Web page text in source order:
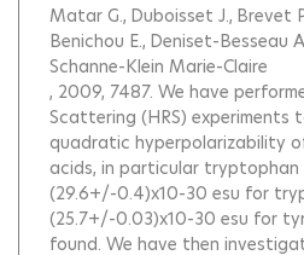
Matar G. Duboisset J. Brevet
Benichou E. Deniset-Besseau
Schanne-Klein Marie-Claire
, 2009, 7487. We have
Scattering (HRS) experiments
quadratic hyperpolarizability
acids, in particular tryptophan
(29.6+/-0.4)x10-30 esu for
(25.7+/-0.03)x10-30 esu for
found. We have then